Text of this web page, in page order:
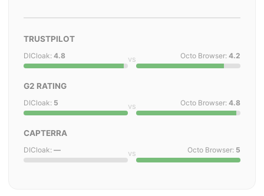
TRUSTPILOT
DICloak: 4.8 vs Octo Browser: 4.2
G2 RATING
DICloak: 5 vs Octo Browser: 4.8
CAPTERRA
DICloak: — vs Octo Browser: 5